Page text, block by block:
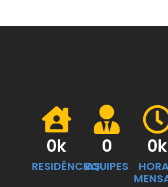
0k
RESIDÊNCIAS
0
EQUIPES
0k